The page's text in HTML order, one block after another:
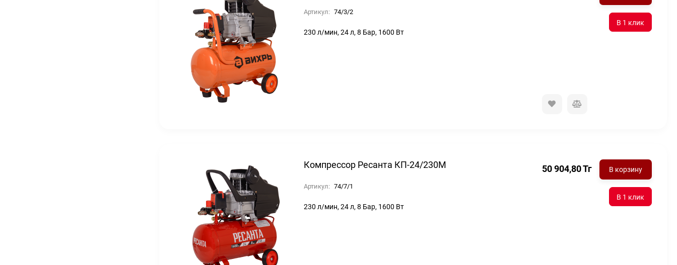
Артикул: 74/3/2
230 л/мин, 24 л, 8 Бар, 1600 Вт
Компрессор Ресанта КП-24/230М
Артикул: 74/7/1
230 л/мин, 24 л, 8 Бар, 1600 Вт
50 904,80Тг В корзину